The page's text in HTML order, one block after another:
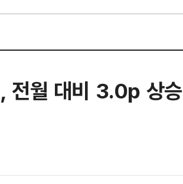
월 대비 3.0p 상승